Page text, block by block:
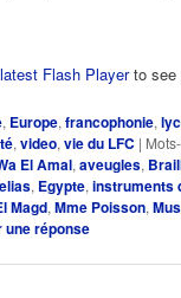
Flash Playerto see
, Europe,francophonie,
,video,vie du LFC |
El Amal,aveugles,
, Egypte,instruments
Magd,Mme Poisson,
une réponse